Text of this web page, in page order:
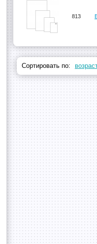
813
Сортировать по: